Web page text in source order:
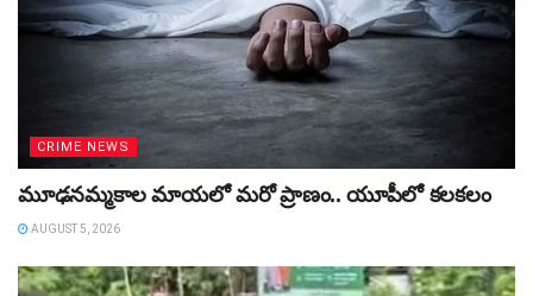
CRIME NEWS
మూఢనమ్మకాల మాయలో మరో ప్రాణం.. యూపీలో కలకలం
AUGUST 5, 2026